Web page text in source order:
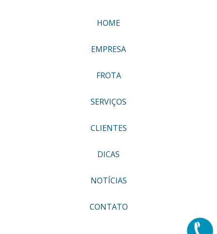
HOME
EMPRESA
FROTA
SERVIÇOS
CLIENTES
DICAS
NOTÍCIAS
CONTATO